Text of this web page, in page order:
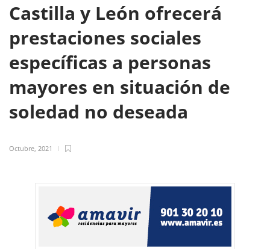
Castilla y León ofrecerá
prestaciones sociales
específicas a personas
mayores en situación de
soledad no deseada
Octubre, 2021